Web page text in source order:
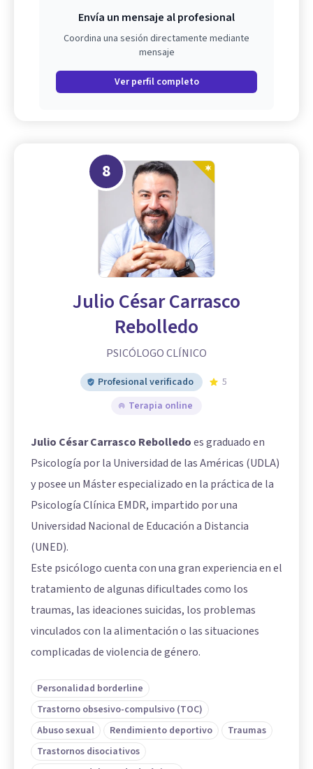
Envía un mensaje al profesional
Coordina una sesión directamente mediante
mensaje
Ver perfil completo
8
Julio César Carrasco
Rebolledo
PSICÓLOGO CLÍNICO
Profesional verificado
5
Terapia online
Julio César Carrasco Rebolledoes graduado en
Psicología por la Universidad de las Américas (UDLA)
y posee un Máster especializado en la práctica de la
Psicología Clínica EMDR, impartido por una
Universidad Nacional de Educación a Distancia
(UNED).
Este psicólogo cuenta con una gran experiencia en el
tratamiento de algunas dificultades como los
traumas, las ideaciones suicidas, los problemas
vinculados con la alimentación o las situaciones
complicadas de violencia de género.
Personalidad borderline
Trastorno obsesivo-compulsivo (TOC)
Abuso sexual
Rendimiento deportivo
Traumas
Trastornos disociativos